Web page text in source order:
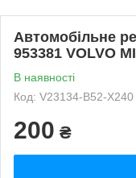
Автомобільне
953381 VOLVO
В наявності
Код: V23134-B52-X240
200 ₴